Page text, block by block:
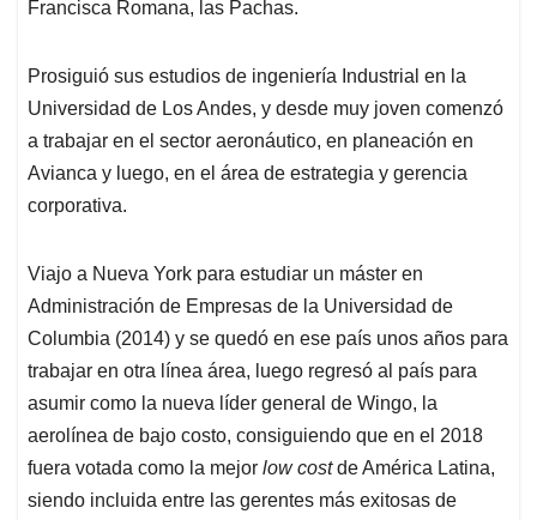
Francisca Romana, las Pachas.
Prosiguió sus estudios de ingeniería Industrial en la
Universidad de Los Andes, y desde muy joven comenzó
a trabajar en el sector aeronáutico, en planeación en
Avianca y luego, en el área de estrategia y gerencia
corporativa.
Viajo a Nueva York para estudiar un máster en
Administración de Empresas de la Universidad de
Columbia (2014) y se quedó en ese país unos años para
trabajar en otra línea área, luego regresó al país para
asumir como la nueva líder general de Wingo, la
aerolínea de bajo costo, consiguiendo que en el 2018
fuera votada como la mejor low costde América Latina,
siendo incluida entre las gerentes más exitosas de